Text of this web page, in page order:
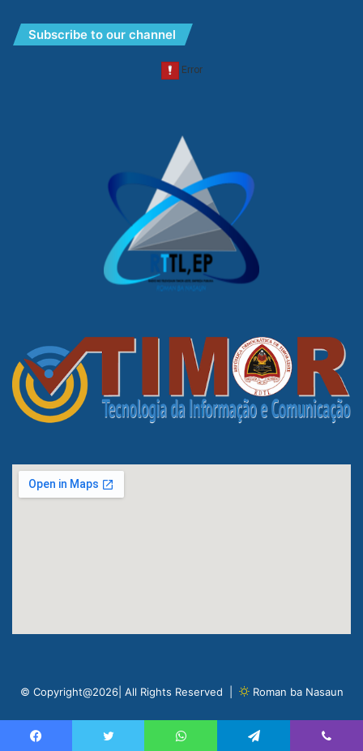
Subscribe to our channel
© Copyright@2026| All Rights Reserved | Roman ba Nasaun